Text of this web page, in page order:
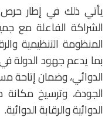
يأتي ذلك في إطار حرص
الشراكة الفاعلة مع
المنظومة التنظيمية
بما يدعم جهود الدولة
الدوائي، وضمان إتاحة
الجودة، وترسيخ
الدوائية والرقابة الدوائية.